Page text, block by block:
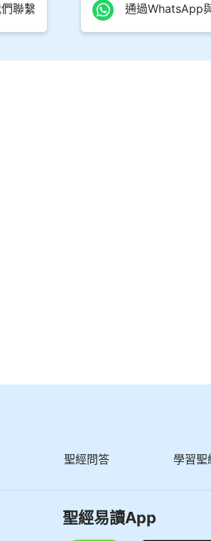
守住新時代的誡命，這關乎到人
這是一個深功課。
——《話・卷一 神的顯現與
聯繫 通過WhatsApp
聖經問答 學習聖
聖經易讀App